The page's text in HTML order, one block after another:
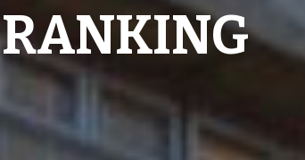
RANKING